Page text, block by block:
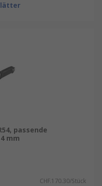
passende
mm
CHF.170.30/Stück